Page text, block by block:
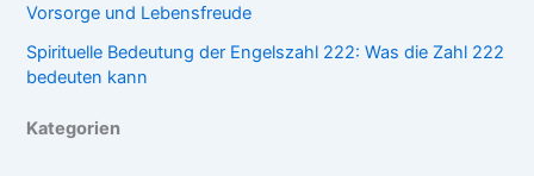
Vorsorge und Lebensfreude
Spirituelle Bedeutung der Engelszahl 222: Was die Zahl 222
bedeuten kann
Kategorien